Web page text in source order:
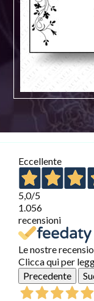
Eccellente
5,0/5
1.056
recensioni
Le nostre
Clicca qui per
Precedente